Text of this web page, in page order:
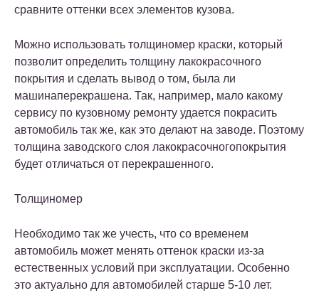
сравните оттенки всех элементов кузова.
Можно использовать толщиномер краски, который
позволит определить толщину лакокрасочного
покрытия и сделать вывод о том, была ли
машинаперекрашена. Так, например, мало какому
сервису по кузовному ремонту удается покрасить
автомобиль так же, как это делают на заводе. Поэтому
толщина заводского слоя лакокрасочногопокрытия
будет отличаться от перекрашенного.
Толщиномер
Необходимо так же учесть, что со временем
автомобиль может менять оттенок краски из-за
естественных условий при эксплуатации. Особенно
это актуально для автомобилей старше 5-10 лет.